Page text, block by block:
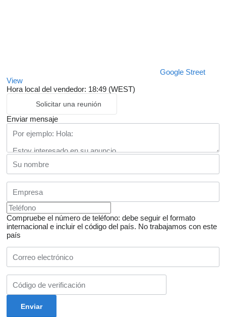
Google Street
View
Hora local del vendedor: 18:49 (WEST)
Solicitar una reunión
Enviar mensaje
Compruebe el número de teléfono: debe seguir el formato
internacional e incluir el código del país. No trabajamos con este
país